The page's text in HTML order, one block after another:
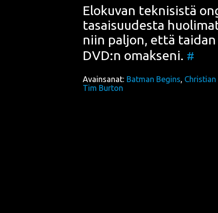
Elo­ku­van tek­ni­sis­tä
ta­sai­suu­des­ta
niin pal­jon, että
DVD:n omak­se­ni. #
Avainsanat: Batman Begins, Christian
Tim Burton